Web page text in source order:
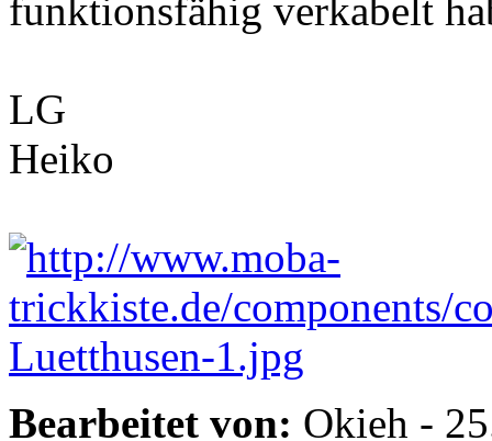
funktionsfähig verkabelt
LG
Heiko
Bearbeitet von: Okieh -